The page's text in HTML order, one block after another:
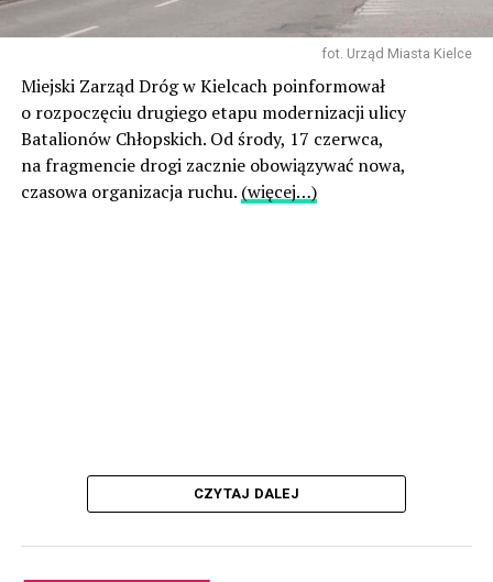
fot. Urząd Miasta Kielce
Miejski Zarząd Dróg w Kielcach poinformował
o rozpoczęciu drugiego etapu modernizacji ulicy
Batalionów Chłopskich. Od środy, 17 czerwca,
na fragmencie drogi zacznie obowiązywać nowa,
czasowa organizacja ruchu. (więcej…)
CZYTAJ DALEJ